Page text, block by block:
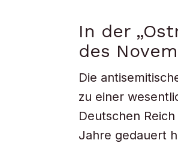
In der
des
Die
zu einer
Deutschen
Jahre gedauert